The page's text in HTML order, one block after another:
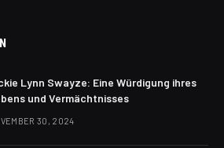
Lynn Swayze: Eine Würdigung ihres
und Vermächtnisses
30, 2024